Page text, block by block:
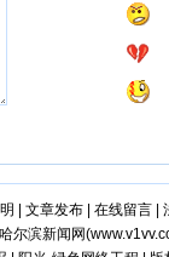
文章发布| 在线留言|
哈尔滨新闻网(